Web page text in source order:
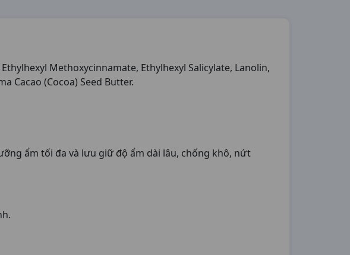
Methoxycinnamate, Ethylhexyl Salicylate, Lanolin,
Cacao (Cocoa) Seed Butter.
ẩm tối đa và lưu giữ độ ẩm dài lâu, chống khô, nứt